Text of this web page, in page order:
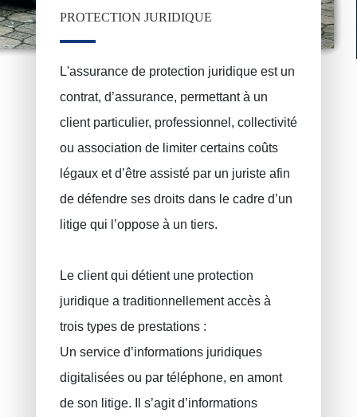
ligne grâce au simulateur de ce site
PROTECTION JURIDIQUE
L'assurance de protection juridique est un
contrat, d’assurance, permettant à un
client particulier, professionnel, collectivité
ou association de limiter certains coûts
légaux et d’être assisté par un juriste afin
de défendre ses droits dans le cadre d’un
litige qui l’oppose à un tiers.
Le client qui détient une protection
juridique a traditionnellement accès à
trois types de prestations :
Un service d’informations juridiques
digitalisées ou par téléphone, en amont
de son litige. Il s’agit d’informations
Assurance incendie
Assurance familiale
Assurance vie
Epargne pension, épargne à long terme
Assurance décès
Assurance funéraire
PRUSZYNSKA-SIENKO Iwona Barbara
TILITA Alexandru
BUJOR Alexandru
VAN BOUWEL Cornelia